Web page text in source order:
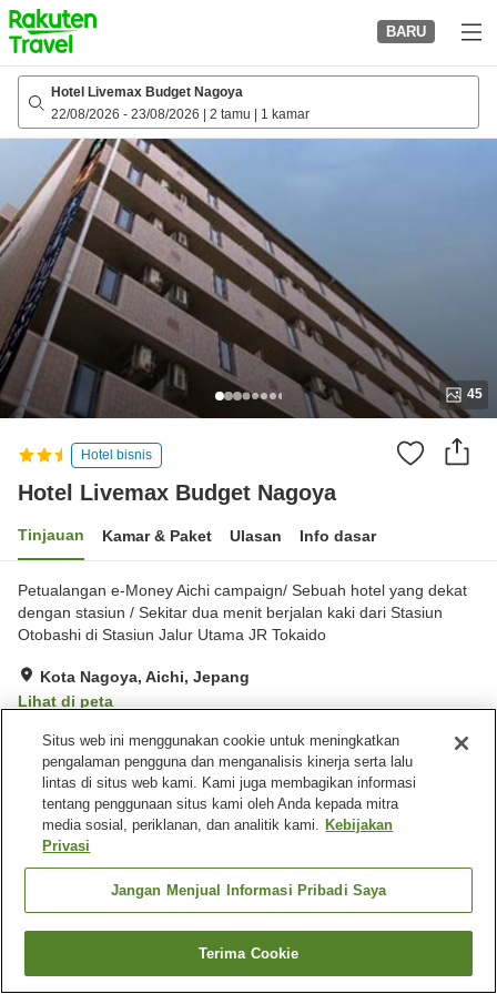
to
top
page
BARU
Hotel Livemax Budget Nagoya
22/08/2026 - 23/08/2026 2 tamu 1 kamar
45
Hotel bisnis
Hotel Livemax Budget Nagoya
Tinjauan Kamar & Paket Ulasan Info dasar
Petualangan e-Money Aichi campaign/ Sebuah hotel yang dekat
dengan stasiun / Sekitar dua menit berjalan kaki dari Stasiun
Otobashi di Stasiun Jalur Utama JR Tokaido
Kota Nagoya, Aichi, Jepang
Lihat di peta
Ulasan:109
Fasilitas properti
Mesin penjual otomatis Laundry berbayar
Jepang Aichi
Kota Nagoya
Hotel Livemax Budget Nagoya
Cari kamar
Situs web ini menggunakan cookie untuk meningkatkan
pengalaman pengguna dan menganalisis kinerja serta lalu
lintas di situs web kami. Kami juga membagikan informasi
tentang penggunaan situs kami oleh Anda kepada mitra
media sosial, periklanan, dan analitik kami. Kebijakan
Privasi
Jangan Menjual Informasi Pribadi Saya
Terima Cookie